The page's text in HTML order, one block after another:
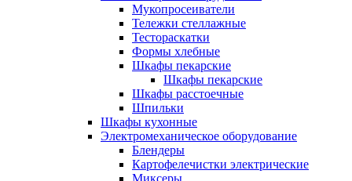
Мукопросеиватели
Тележки стеллажные
Тестораскатки
Формы хлебные
Шкафы пекарские
Шкафы пекарские
Шкафы расстоечные
Шпильки
Шкафы кухонные
Электромеханическое оборудование
Блендеры
Картофелечистки электрические
Миксеры